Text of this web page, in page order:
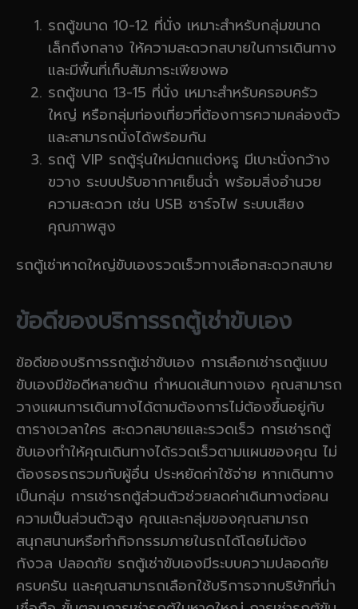
รถตู้ขนาด 10-12 ที่นั่ง เหมาะสำหรับกลุ่มขนาด
เล็กถึงกลาง ให้ความสะดวกสบายในการเดินทาง
และมีพื้นที่เก็บสัมภาระเพียงพอ
รถตู้ขนาด 13-15 ที่นั่ง เหมาะสำหรับครอบครัว
ใหญ่ หรือกลุ่มท่องเที่ยวที่ต้องการความคล่องตัว
และสามารถนั่งได้พร้อมกัน
รถตู้ VIP รถตู้รุ่นใหม่ตกแต่งหรู มีเบาะนั่งกว้าง
ขวาง ระบบปรับอากาศเย็นฉ่ำ พร้อมสิ่งอำนวย
ความสะดวก เช่น USB ชาร์จไฟ ระบบเสียง
คุณภาพสูง
รถตู้เช่าหาดใหญ่ขับเองรวดเร็วทางเลือกสะดวกสบาย
ข้อดีของบริการรถตู้เช่าขับเอง
ข้อดีของบริการรถตู้เช่าขับเอง การเลือกเช่ารถตู้แบบ
ขับเองมีข้อดีหลายด้าน กำหนดเส้นทางเอง คุณสามารถ
วางแผนการเดินทางได้ตามต้องการไม่ต้องขึ้นอยู่กับ
ตารางเวลาใคร สะดวกสบายและรวดเร็ว การเช่ารถตู้
ขับเองทำให้คุณเดินทางได้รวดเร็วตามแผนของคุณ ไม่
ต้องรอรถรวมกับผู้อื่น ประหยัดค่าใช้จ่าย หากเดินทาง
เป็นกลุ่ม การเช่ารถตู้ส่วนตัวช่วยลดค่าเดินทางต่อคน
ความเป็นส่วนตัวสูง คุณและกลุ่มของคุณสามารถ
สนุกสนานหรือทำกิจกรรมภายในรถได้โดยไม่ต้อง
กังวล ปลอดภัย รถตู้เช่าขับเองมีระบบความปลอดภัย
ครบครัน และคุณสามารถเลือกใช้บริการจากบริษัทที่น่า